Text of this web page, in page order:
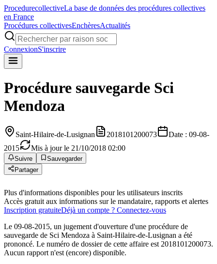
ProcedurecollectiveLa base de données des procédures collectives
en France
Procédures collectivesEnchèresActualités
ConnexionS'inscrire
Procédure sauvegarde Sci
Mendoza
Saint-Hilaire-de-Lusignan 2018101200073
Date : 09-08-
2015
Mis à jour le 21/10/2018 02:00
Suivre
Sauvegarder
Partager
Plus d'informations disponibles pour les utilisateurs inscrits
Accès gratuit aux informations sur le mandataire, rapports et alertes
Inscription gratuiteDéjà un compte ? Connectez-vous
Le 09-08-2015, un jugement d'ouverture d'une procédure de
sauvegarde de Sci Mendoza à Saint-Hilaire-de-Lusignan a été
prononcé. Le numéro de dossier de cette affaire est 2018101200073.
Aucun rapport n'est (encore) disponible.